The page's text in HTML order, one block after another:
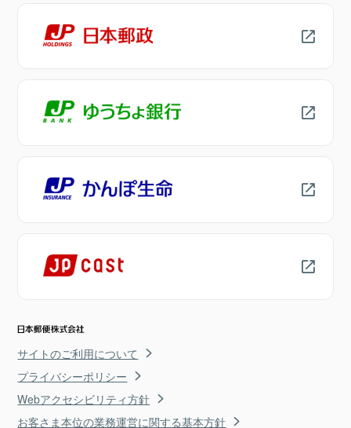
サイトのご利用について
プライバシーポリシー
Webアクセシビリティ方針
お客さま本位の業務運営に関する基本方針